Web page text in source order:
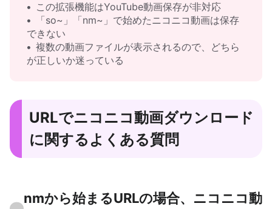
この拡張機能はYouTube動画保存が非対応
「so~」「nm~」で始めたニコニコ動画は保存
できない
複数の動画ファイルが表示されるので、どちら
が正しいか迷っている
URLでニコニコ動画ダウンロード
に関するよくある質問
nmから始まるURLの場合、ニコニコ動